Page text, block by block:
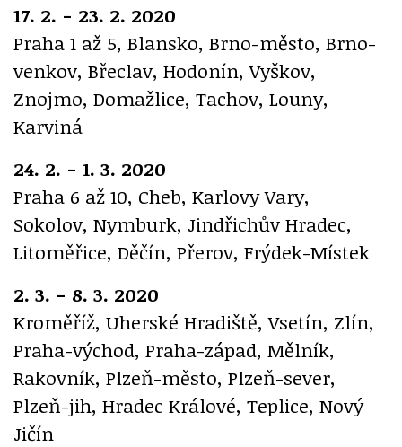
17. 2. - 23. 2. 2020
Praha 1 až 5, Blansko, Brno-město, Brno-
venkov, Břeclav, Hodonín, Vyškov,
Znojmo, Domažlice, Tachov, Louny,
Karviná
24. 2. - 1. 3. 2020
Praha 6 až 10, Cheb, Karlovy Vary,
Sokolov, Nymburk, Jindřichův Hradec,
Litoměřice, Děčín, Přerov, Frýdek-Místek
2. 3. - 8. 3. 2020
Kroměříž, Uherské Hradiště, Vsetín, Zlín,
Praha-východ, Praha-západ, Mělník,
Rakovník, Plzeň-město, Plzeň-sever,
Plzeň-jih, Hradec Králové, Teplice, Nový
Jičín